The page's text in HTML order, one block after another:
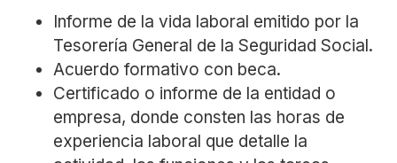
Informe de la vida laboral emitido por la
Tesorería General de la Seguridad Social.
Acuerdo formativo con beca.
Certificado o informe de la entidad o
empresa, donde consten las horas de
experiencia laboral que detalle la